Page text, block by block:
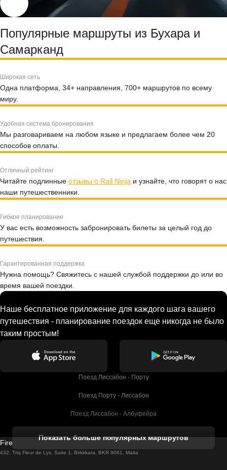
Популярные маршруты из Бухара и
Самарканд
Широкая сеть
Одна платформа, 34+ направления, 700+ маршрутов по всему
миру.
Удобная система бронирования
Мы разговариваем на любом языке и предлагаем более чем 20
способов оплаты.
Отличный рейтинг
Читайте подлинные отзывы о Rail Ninja и узнайте, что говорят о нас
наши путешественники.
Гибкое планирование
У вас есть возможность забронировать билеты за целый год до
путешествия.
Гарантированная поддержка
Нужна помощь? Свяжитесь с нашей службой поддержки до или во
время вашей поездки.
Наше бесплатное приложение для каждого шага вашего
путешествия - планирование поездок еще никогда не было
таким простым!
Поезд Лиссабон - Порту
Поезд Порту - Лиссабон
Поезд Лиссабон - Албуфейра
Поезд Лиссабон - Лагос
Показать больше популярных маршрутов
Firebird GT Limited (OC 1451)
432, Triq Fleur de Lys, Suite 1, Birkirkara, BKR 9061, Malta